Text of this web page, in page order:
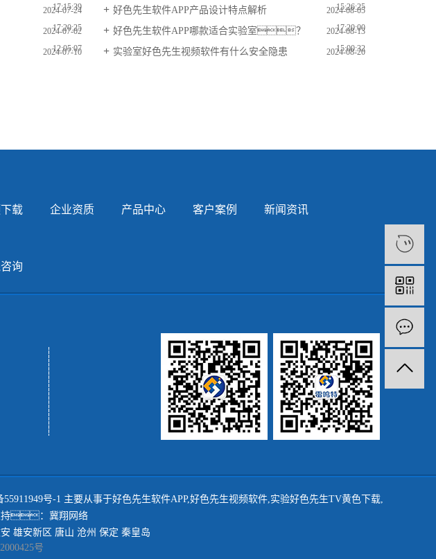
17:15:39
15:26:25
2024-07-24
17:20:25
好色先生软件APP产品设计特点解析
2024-08-05
17:20:00
2024-07-02
12:05:07
好色先生软件APP哪款适合实验室？
2024-08-13
15:00:32
2024-07-10
实验室好色先生视频软件有什么安全隐患
2024-08-20
载 企业资质 产品中心 客户案例 新闻资讯
询
55911949号-1 主要从事于好色先生软件APP,好色先生视频软件 实验好色先生TV黄色下载
持： 冀翔网络
雄安新区 唐山 沧州 保定 秦皇岛
号